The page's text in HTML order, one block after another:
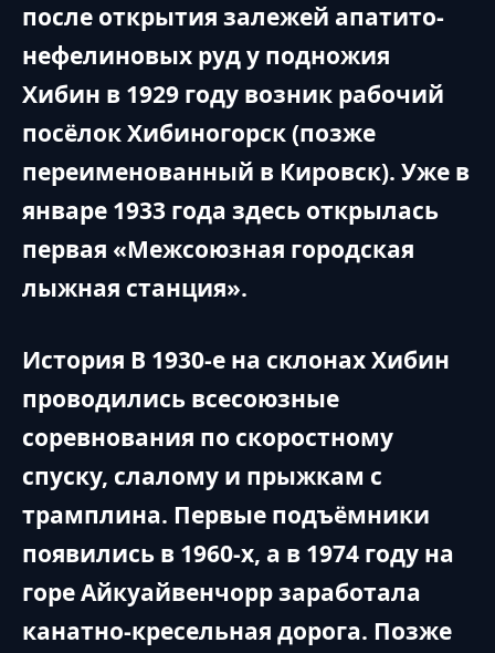
после открытия залежей апатито-
нефелиновых руд у подножия
Хибин в 1929 году возник рабочий
посёлок Хибиногорск (позже
переименованный в Кировск). Уже в
январе 1933 года здесь открылась
первая «Межсоюзная городская
лыжная станция».
История В 1930-е на склонах Хибин
проводились всесоюзные
соревнования по скоростному
спуску, слалому и прыжкам с
трамплина. Первые подъёмники
появились в 1960-х, а в 1974 году на
горе Айкуайвенчорр заработала
канатно-кресельная дорога. Позже